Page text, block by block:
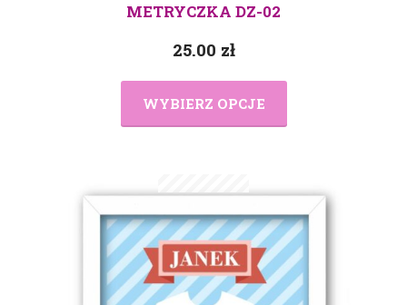
METRYCZKA DZ-02
25.00 zł
WYBIERZ OPCJE